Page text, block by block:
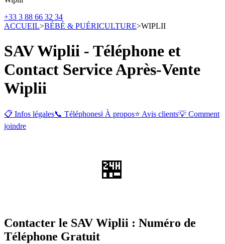
+33 3 88 66 32 34
ACCUEIL>BÉBÉ & PUÉRICULTURE>WIPLII
SAV Wiplii - Téléphone et
Contact Service Après-Vente
Wiplii
📋 Infos légales📞 Téléphonesℹ️ À propos⭐ Avis clients💡 Comment
joindre
🏪
Contacter le SAV Wiplii : Numéro de
Téléphone Gratuit